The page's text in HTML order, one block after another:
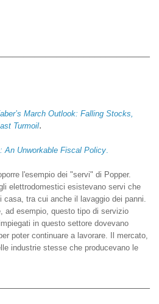
March Outlook: Falling Stocks,
Turmoil.
An Unworkable Fiscal Policy
l'esempio dei "servi" di Popper.
elettrodomestici esistevano servi che
tra cui anche il lavaggio dei panni.
ad esempio, questo tipo di servizio
in questo settore dovevano
poter continuare a lavorare. Il mercato,
industrie stesse che producevano le